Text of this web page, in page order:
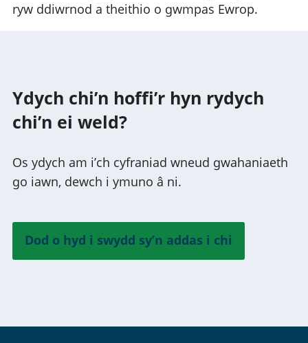
ryw ddiwrnod a theithio o gwmpas Ewrop.
Ydych chi’n hoffi’r hyn rydych
chi’n ei weld?
Os ydych am i’ch cyfraniad wneud gwahaniaeth
go iawn, dewch i ymuno â ni.
Dod o hyd i swydd sy’n addas i chi